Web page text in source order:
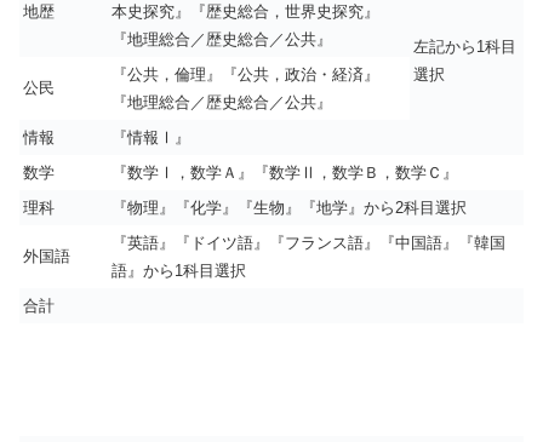
地歴
本史探究』『歴史総合，世界史探究』
『地理総合／歴史総合／公共』
左記から1科目
選択
公民
『公共，倫理』『公共，政治・経済』
『地理総合／歴史総合／公共』
情報
『情報Ⅰ』
数学
『数学Ⅰ，数学Ａ』『数学Ⅱ，数学Ｂ，数学Ｃ』
理科
『物理』『化学』『生物』『地学』から2科目選択
外国語
『英語』『ドイツ語』『フランス語』『中国語』『韓国
語』から1科目選択
合計